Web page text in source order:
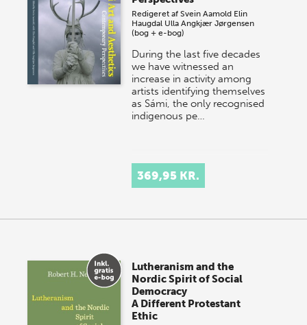
Redigeret afSvein Aamold Elin
Haugdal Ulla Angkjær Jørgensen
(bog + e-bog)
During the last five decades
we have witnessed an
increase in activity among
artists identifying themselves
as Sámi, the only recognised
indigenous pe…
369,95 KR.
Lutheranism and the
Nordic Spirit of Social
Democracy
A Different Protestant
Ethic